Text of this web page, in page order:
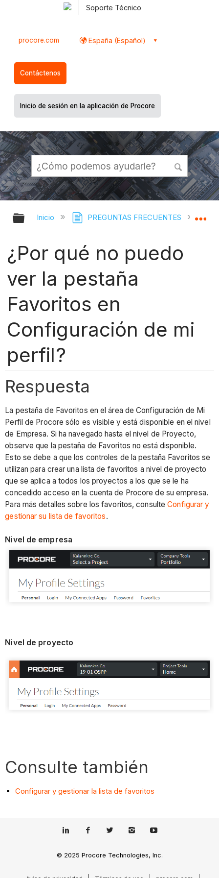
Soporte Técnico
procore.com España (Español)
Contáctenos
Inicio de sesión en la aplicación de Procore
Expandir/contraer jerarquía global
Inicio PREGUNTAS FRECUENTES
¿Por qué no puedo
ver la pestaña
Favoritos en
Configuración de mi
perfil?
Respuesta
La pestaña de Favoritos en el área de Configuración de Mi
Perfil de Procore sólo es visible y está disponible en el nivel
de Empresa. Si ha navegado hasta el nivel de Proyecto,
observe que la pestaña de Favoritos no está disponible.
Esto se debe a que los controles de la pestaña Favoritos se
utilizan para crear una lista de favoritos a nivel de proyecto
que se aplica a todos los proyectos a los que se le ha
concedido acceso en la cuenta de Procore de su empresa.
Para más detalles sobre los favoritos, consulteConfigurar y
gestionar su lista de favoritos.
Nivel de empresa
Nivel de proyecto
Consulte también
Configurar y gestionar la lista de favoritos
© 2025 Procore Technologies, Inc.